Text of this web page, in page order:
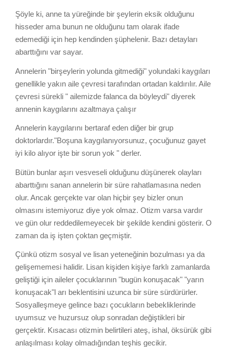
Şöyle ki, anne ta yüreğinde bir şeylerin eksik olduğunu
hisseder ama bunun ne olduğunu tam olarak ifade
edemediği için hep kendinden şüphelenir. Bazı detayları
abarttığını var sayar.
Annelerin "birşeylerin yolunda gitmediği" yolundaki kaygıları
genellikle yakın aile çevresi tarafından ortadan kaldırılır. Aile
çevresi sürekli " ailemizde falanca da böyleydi" diyerek
annenin kaygılarını azaltmaya çalışır
Annelerin kaygılarını bertaraf eden diğer bir grup
doktorlardır."Boşuna kaygılanıyorsunuz, çocuğunuz gayet
iyi kilo alıyor işte bir sorun yok " derler.
Bütün bunlar aşırı vesveseli olduğunu düşünerek olayları
abarttığını sanan annelerin bir süre rahatlamasına neden
olur. Ancak gerçekte var olan hiçbir şey bizler onun
olmasını istemiyoruz diye yok olmaz. Otizm varsa vardır
ve gün olur reddedilemeyecek bir şekilde kendini gösterir. O
zaman da iş işten çoktan geçmiştir.
Çünkü otizm sosyal ve lisan yeteneğinin bozulması ya da
gelişememesi halidir. Lisan kişiden kişiye farklı zamanlarda
geliştiği için aileler çocuklarının "bugün konuşacak" "yarın
konuşacak"l arı beklentisini uzunca bir süre sürdürürler.
Sosyalleşmeye gelince bazı çocukların bebekliklerinde
uyumsuz ve huzursuz olup sonradan değiştikleri bir
gerçektir. Kısacası otizmin belirtileri ateş, ishal, öksürük gibi
anlaşılması kolay olmadığından teşhis gecikir.